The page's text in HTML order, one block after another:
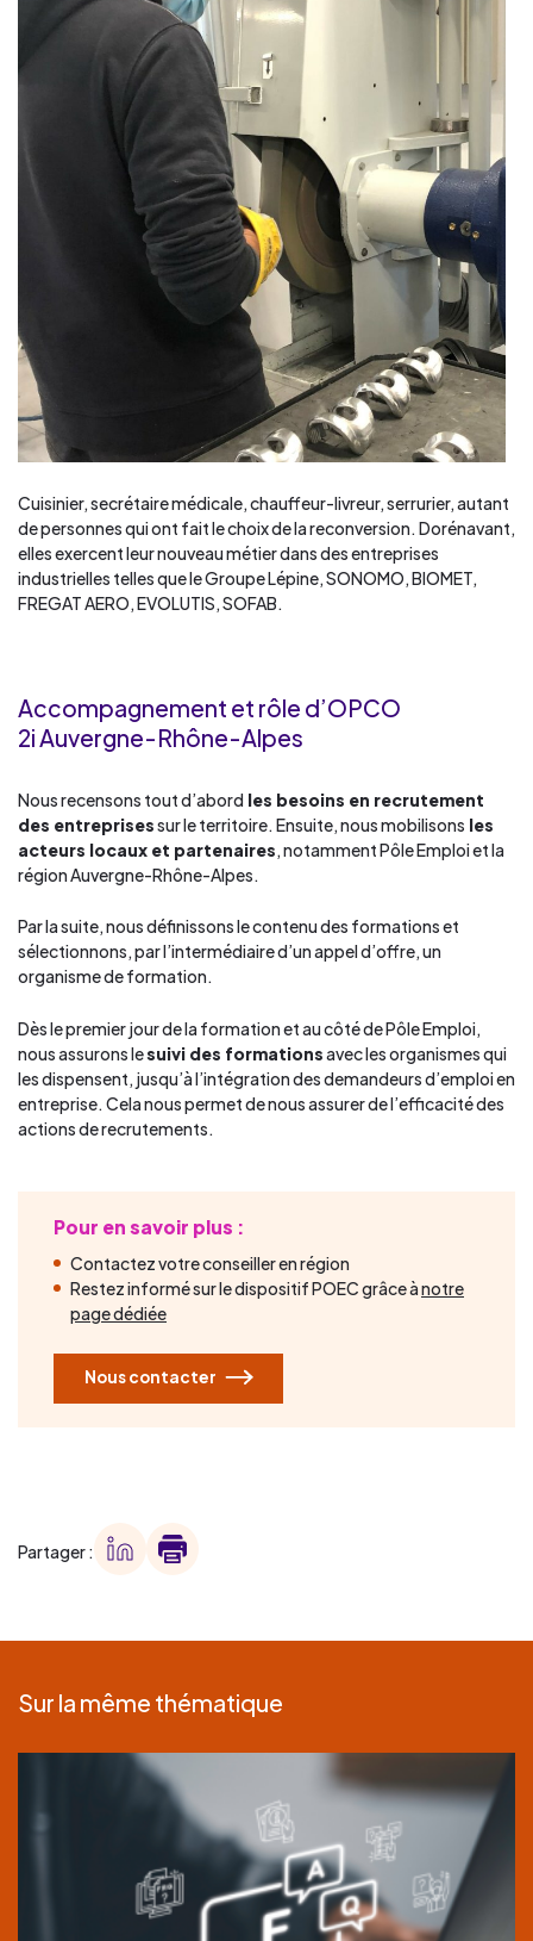
Cuisinier, secrétaire médicale, chauffeur-livreur, serrurier, autant
de personnes qui ont fait le choix de la reconversion. Dorénavant,
elles exercent leur nouveau métier dans des entreprises
industrielles telles que le Groupe Lépine, SONOMO, BIOMET,
FREGAT AERO, EVOLUTIS, SOFAB.
Accompagnement et rôle d’OPCO
2i Auvergne-Rhône-Alpes
Nous recensons tout d’abord les besoins en recrutement
des entreprisessur le territoire. Ensuite, nous mobilisons les
acteurs locaux et partenaires, notamment Pôle Emploi et la
région Auvergne-Rhône-Alpes.
Par la suite, nous définissons le contenu des formations et
sélectionnons, par l’intermédiaire d’un appel d’offre, un
organisme de formation.
Dès le premier jour de la formation et au côté de Pôle Emploi,
nous assurons lesuivi des formationsavec les organismes qui
les dispensent, jusqu’à l’intégration des demandeurs d’emploi en
entreprise. Cela nous permet de nous assurer de l’efficacité des
actions de recrutements.
Pour en savoir plus :
Contactez votre conseiller en région
Restez informé sur le dispositif POEC grâce ànotre
page dédiée
Nous contacter
Partager :
Sur la même thématique